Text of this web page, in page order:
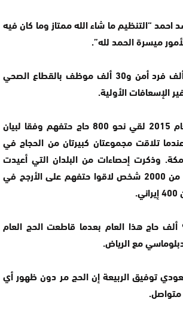
احمد “التنظيم ما شاء الله ممتاز وما كان فيه
ميسرة الحمد لله”.
وشارك أكثر من مئة ألف فرد أمن و30 ألف موظف بالقطاع الصحي
الإسعافات الأولية.
وفي موسم الحج العام 2015 لقي نحو 800 حاج حتفهم وفقا لبيان
تلاقت مجموعتان كبيرتان من الحجاج في
وذكرت إحصاءات من البلدان التي أعيدت
إليها الجثامين أن أكثر من 2000 شخص لاقوا حتفهم على الأرجح في
وأرسلت إيران نحو 90 ألف حاج هذا العام بعدما قاطعت الحج العام
مع الرياض.
توفيق الربيعة إن الحج مر دون ظهور أي